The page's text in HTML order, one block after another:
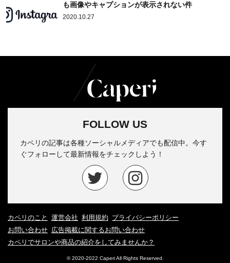
も画像やキャプションが表示されない件
2020.10.27
FOLLOW US
カペリの記事は各種ソーシャルメディアでも配信中。今す
ぐフォローして最新情報をチェックしよう！
カペリのこと 運営会社 利用規約 プライバシーポリシー
お問い合わせ 広告掲載に関するお問い合わせ
カペリでサロンや商品の紹介をしてみませんか？
© 2020-2022 Caperi All Rights Reserved.